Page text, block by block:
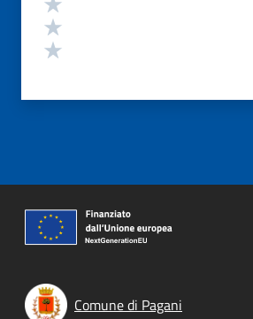
Comune di Pagani